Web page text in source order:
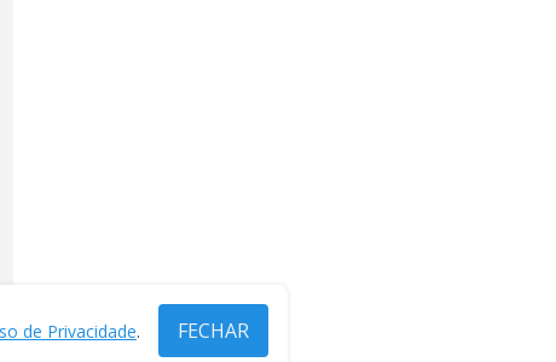
de Privacidade. FECHAR